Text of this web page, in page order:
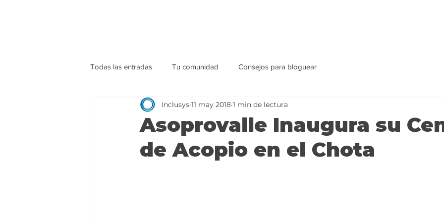
Todas las entradas Tu comunidad Consejos para bloguear
Asoprovalle Inaugura su
de Acopio en el Chota
Inclusys 11 may 2018 1 min de lectura